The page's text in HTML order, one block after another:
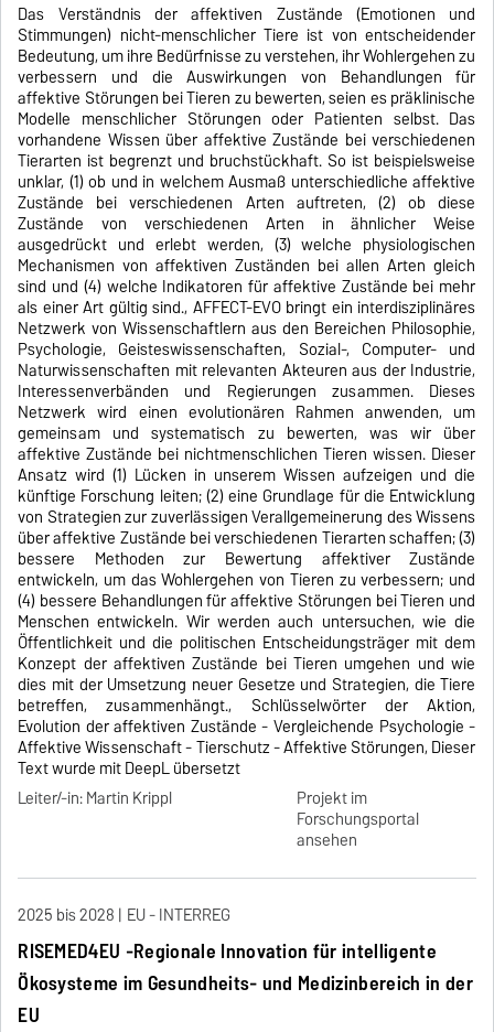
Das Verständnis der affektiven Zustände (Emotionen und
Stimmungen) nicht-menschlicher Tiere ist von entscheidender
Bedeutung, um ihre Bedürfnisse zu verstehen, ihr Wohlergehen zu
verbessern und die Auswirkungen von Behandlungen für
affektive Störungen bei Tieren zu bewerten, seien es präklinische
Modelle menschlicher Störungen oder Patienten selbst. Das
vorhandene Wissen über affektive Zustände bei verschiedenen
Tierarten ist begrenzt und bruchstückhaft. So ist beispielsweise
unklar, (1) ob und in welchem Ausmaß unterschiedliche affektive
Zustände bei verschiedenen Arten auftreten, (2) ob diese
Zustände von verschiedenen Arten in ähnlicher Weise
ausgedrückt und erlebt werden, (3) welche physiologischen
Mechanismen von affektiven Zuständen bei allen Arten gleich
sind und (4) welche Indikatoren für affektive Zustände bei mehr
als einer Art gültig sind., AFFECT-EVO bringt ein interdisziplinäres
Netzwerk von Wissenschaftlern aus den Bereichen Philosophie,
Psychologie, Geisteswissenschaften, Sozial-, Computer- und
Naturwissenschaften mit relevanten Akteuren aus der Industrie,
Interessenverbänden und Regierungen zusammen. Dieses
Netzwerk wird einen evolutionären Rahmen anwenden, um
gemeinsam und systematisch zu bewerten, was wir über
affektive Zustände bei nichtmenschlichen Tieren wissen. Dieser
Ansatz wird (1) Lücken in unserem Wissen aufzeigen und die
künftige Forschung leiten; (2) eine Grundlage für die Entwicklung
von Strategien zur zuverlässigen Verallgemeinerung des Wissens
über affektive Zustände bei verschiedenen Tierarten schaffen; (3)
bessere Methoden zur Bewertung affektiver Zustände
entwickeln, um das Wohlergehen von Tieren zu verbessern; und
(4) bessere Behandlungen für affektive Störungen bei Tieren und
Menschen entwickeln. Wir werden auch untersuchen, wie die
Öffentlichkeit und die politischen Entscheidungsträger mit dem
Konzept der affektiven Zustände bei Tieren umgehen und wie
dies mit der Umsetzung neuer Gesetze und Strategien, die Tiere
betreffen, zusammenhängt., Schlüsselwörter der Aktion,
Evolution der affektiven Zustände - Vergleichende Psychologie -
Affektive Wissenschaft - Tierschutz - Affektive Störungen, Dieser
Text wurde mit DeepL übersetzt
Leiter/-in: Martin Krippl
Projekt im
Forschungsportal
ansehen
2025 bis 2028 EU - INTERREG
RISEMED4EU -Regionale Innovation für intelligente
Ökosysteme im Gesundheits- und Medizinbereich in der
EU